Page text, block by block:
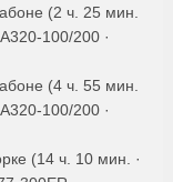
(2 ч. 25 мин.
100/200 ·
(4 ч. 55 мин.
100/200 ·
(14 ч. 10 мин. ·